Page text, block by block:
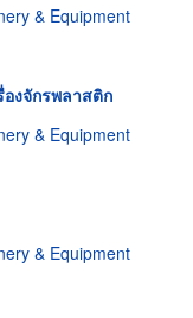
& Equipment
งจักรพลาสติก
& Equipment
& Equipment